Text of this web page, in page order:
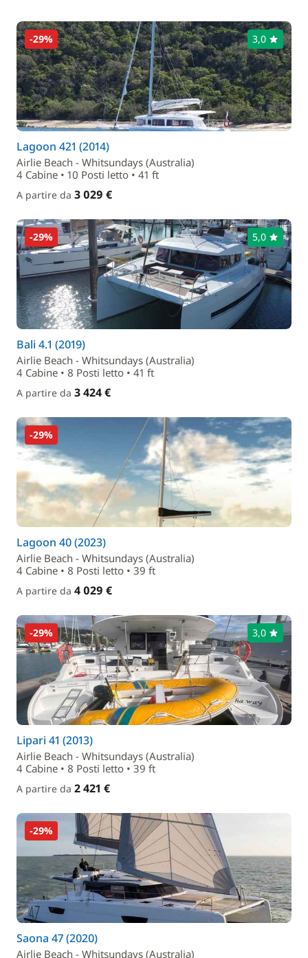
-29% 3,0
Lagoon 421 (2014)
Airlie Beach - Whitsundays (Australia)
4 Cabine • 10 Posti letto • 41 ft
A partire da 3 029 €
-29% 5,0
Bali 4.1 (2019)
Airlie Beach - Whitsundays (Australia)
4 Cabine • 8 Posti letto • 41 ft
A partire da 3 424 €
-29%
Lagoon 40 (2023)
Airlie Beach - Whitsundays (Australia)
4 Cabine • 8 Posti letto • 39 ft
A partire da 4 029 €
-29% 3,0
Lipari 41 (2013)
Airlie Beach - Whitsundays (Australia)
4 Cabine • 8 Posti letto • 39 ft
A partire da 2 421 €
-29%
Saona 47 (2020)
Airlie Beach - Whitsundays (Australia)